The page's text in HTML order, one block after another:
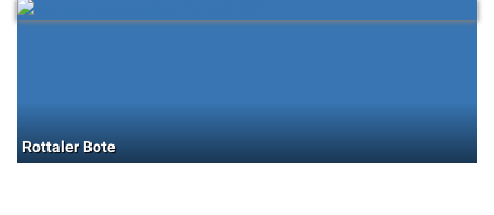
Rottaler Bote